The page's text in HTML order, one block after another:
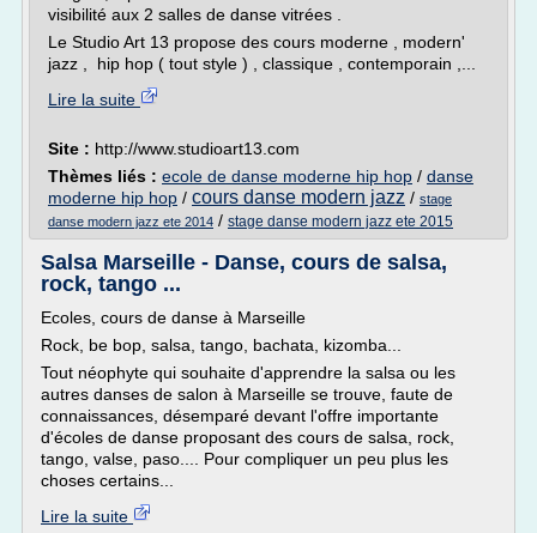
visibilité aux 2 salles de danse vitrées .
Le Studio Art 13 propose des cours moderne , modern'
jazz , hip hop ( tout style ) , classique , contemporain ,...
Lire la suite
Site : http://www.studioart13.com
Thèmes liés : ecole de danse moderne hip hop / danse
moderne hip hop / cours danse modern jazz / stage
danse modern jazz ete 2014 / stage danse modern jazz ete 2015
Salsa Marseille - Danse, cours de salsa,
rock, tango ...
Ecoles, cours de danse à Marseille
Rock, be bop, salsa, tango, bachata, kizomba...
Tout néophyte qui souhaite d'apprendre la salsa ou les
autres danses de salon à Marseille se trouve, faute de
connaissances, désemparé devant l'offre importante
d'écoles de danse proposant des cours de salsa, rock,
tango, valse, paso.... Pour compliquer un peu plus les
choses certains...
Lire la suite